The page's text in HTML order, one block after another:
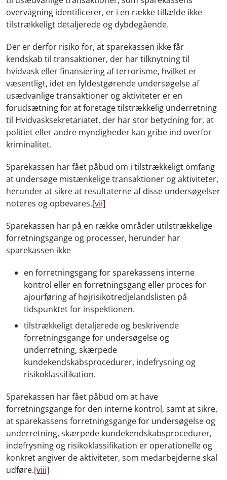
overvågning identificerer, er i en række tilfælde ikke
tilstrækkeligt detaljerede og dybdegående.
Der er derfor risiko for, at sparekassen ikke får
kendskab til transaktioner, der har tilknytning til
hvidvask eller finansiering af terrorisme, hvilket er
væsentligt, idet en fyldestgørende undersøgelse af
usædvanlige transaktioner og aktiviteter er en
forudsætning for at foretage tilstrækkelig underretning
til Hvidvasksekretariatet, der har stor betydning for, at
politiet eller andre myndigheder kan gribe ind overfor
kriminalitet.
Sparekassen har fået påbud om i tilstrækkeligt omfang
at undersøge mistænkelige transaktioner og aktiviteter,
herunder at sikre at resultaterne af disse undersøgelser
noteres og opbevares.[vii]
Sparekassen har på en række områder utilstrækkelige
forretningsgange og processer, herunder har
sparekassen ikke
en forretningsgang for sparekassens interne
kontrol eller en forretningsgang eller proces for
ajourføring af højrisikotredjelandslisten på
tidspunktet for inspektionen.
tilstrækkeligt detaljerede og beskrivende
forretningsgange for undersøgelse og
underretning, skærpede
kundekendskabsprocedurer, indefrysning og
risikoklassifikation.
Sparekassen har fået påbud om at have
forretningsgange for den interne kontrol, samt at sikre,
at sparekassens forretningsgange for undersøgelse og
underretning, skærpede kundekendskabsprocedurer,
indefrysning og risikoklassifikation er operationelle og
konkret angiver de aktiviteter, som medarbejderne skal
udføre.[viii]